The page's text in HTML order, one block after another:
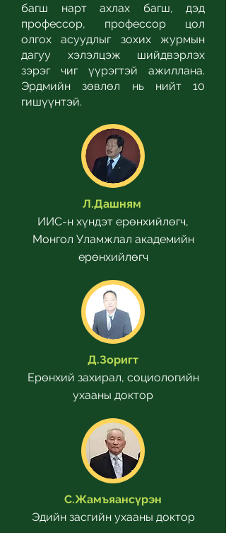
багш нарт ахлах багш, дэд
профессор, профессор цол
олгох асуудлыг зохих журмын
дагуу хэлэлцэж шийдвэрлэх
зэрэг чиг үүрэгтэй ажиллана.
Эрдмийн зөвлөл нь нийт 10
гишүүнтэй.
Л.Дашням
ИИС-н хүндэт ерөнхийлөгч,
Монгол Уламжлал академийн
ерөнхийлөгч
Д.Зоригт
Ерөнхий захирал, социологийн
ухааны доктор
С.Жамъяансүрэн
Эдийн засгийн ухааны доктор